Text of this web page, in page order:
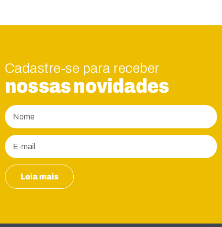
Cadastre-se para receber
nossas novidades
Leia mais